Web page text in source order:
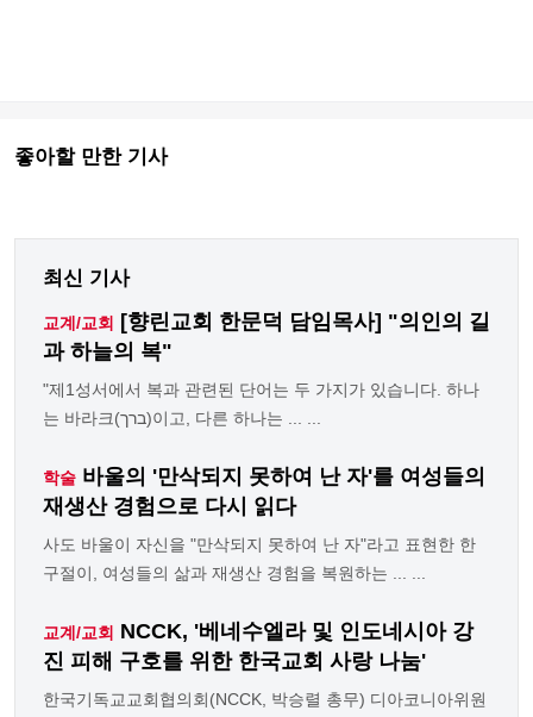
좋아할 만한 기사
최신 기사
교계/교회
[향린교회 한문덕 담임목사] "의인의 길
과 하늘의 복"
"제1성서에서 복과 관련된 단어는 두 가지가 있습니다. 하나
는 바라크(ברך)이고, 다른 하나는 ... ...
학술 바울의 '만삭되지 못하여 난 자'를 여성들의
재생산 경험으로 다시 읽다
사도 바울이 자신을 "만삭되지 못하여 난 자"라고 표현한 한
구절이, 여성들의 삶과 재생산 경험을 복원하는 ... ...
교계/교회 NCCK, '베네수엘라 및 인도네시아 강
진 피해 구호를 위한 한국교회 사랑 나눔'
한국기독교교회협의회(NCCK, 박승렬 총무) 디아코니아위원